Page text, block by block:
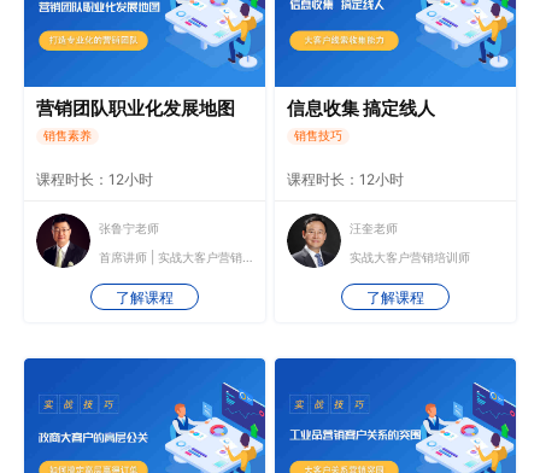
营销团队职业化发展地图
销售素养
课程时长：12小时
张鲁宁老师
首席讲师 | 实战大客户营销培训师
了解课程
信息收集 搞定线人
销售技巧
课程时长：12小时
汪奎老师
实战大客户营销培训师
了解课程